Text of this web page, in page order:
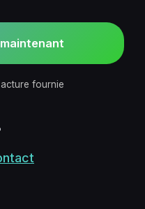
fournie